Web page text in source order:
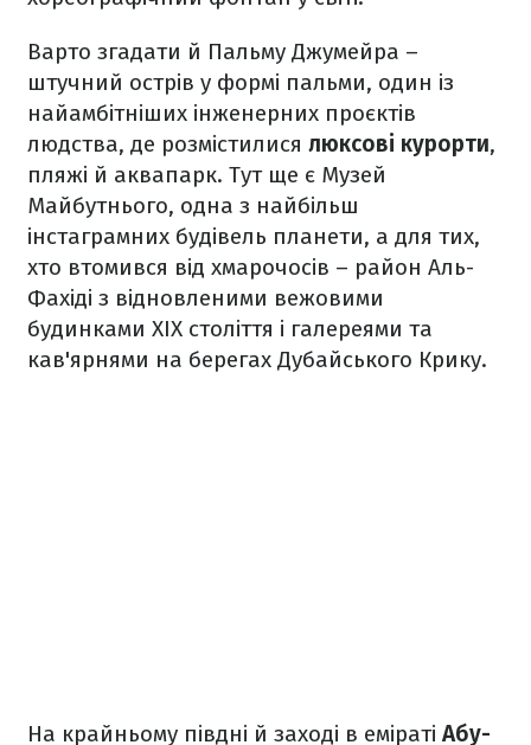
Варто згадати й Пальму Джумейра –
штучний острів у формі пальми, один із
найамбітніших інженерних проєктів
людства, де розмістилися люксові курорти,
пляжі й аквапарк. Тут ще є Музей
Майбутнього, одна з найбільш
інстаграмних будівель планети, а для тих,
хто втомився від хмарочосів – район Аль-
Фахіді з відновленими вежовими
будинками XIX століття і галереями та
кав'ярнями на берегах Дубайського Крику.
На крайньому півдні й заході в еміраті Абу-